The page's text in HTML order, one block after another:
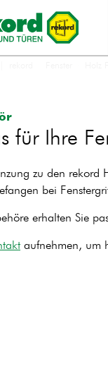
für Ihre
zu den rekord
bei
erhalten Sie
aufnehmen, um